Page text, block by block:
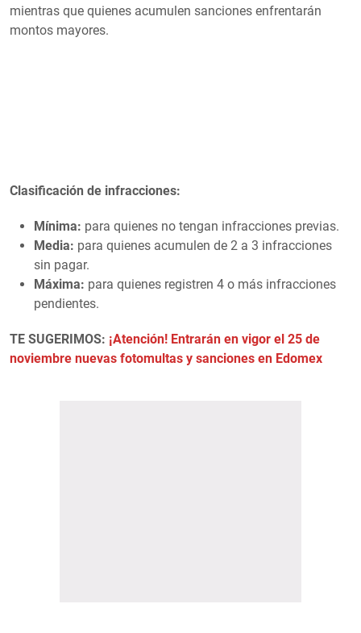
mientras que quienes acumulen sanciones enfrentarán
montos mayores.
Clasificación de infracciones:
Mínima: para quienes no tengan infracciones previas.
Media: para quienes acumulen de 2 a 3 infracciones
sin pagar.
Máxima: para quienes registren 4 o más infracciones
pendientes.
TE SUGERIMOS: ¡Atención! Entrarán en vigor el 25 de
noviembre nuevas fotomultas y sanciones en Edomex